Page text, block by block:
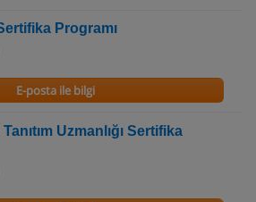
Programı
E-posta ile bilgi
Uzmanlığı Sertifika